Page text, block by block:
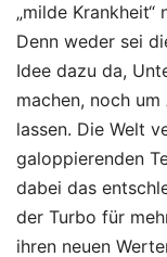
„milde
Denn weder sei
Idee dazu da,
machen, noch
lassen. Die Welt
galoppierenden
dabei das
der Turbo für
ihren neuen